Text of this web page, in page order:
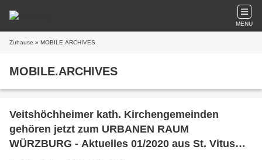
MENU
Zuhause » MOBILE.ARCHIVES
MOBILE.ARCHIVES
Veitshöchheimer kath. Kirchengemeinden
gehören jetzt zum URBANEN RAUM
WÜRZBURG - Aktuelles 01/2020 aus St. Vitus